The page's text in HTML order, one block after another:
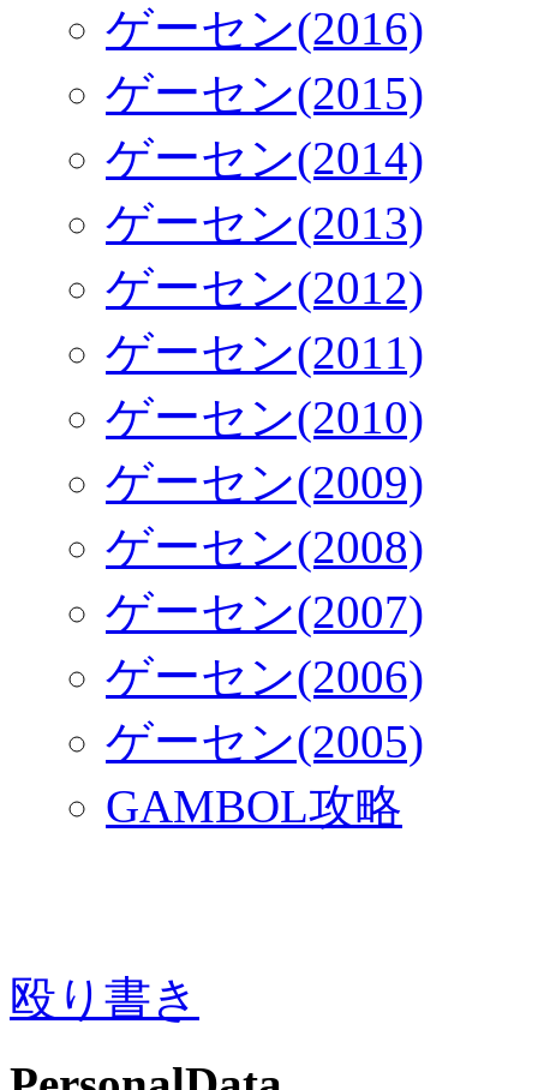
ゲーセン(2016)
ゲーセン(2015)
ゲーセン(2014)
ゲーセン(2013)
ゲーセン(2012)
ゲーセン(2011)
ゲーセン(2010)
ゲーセン(2009)
ゲーセン(2008)
ゲーセン(2007)
ゲーセン(2006)
ゲーセン(2005)
GAMBOL攻略
殴り書き